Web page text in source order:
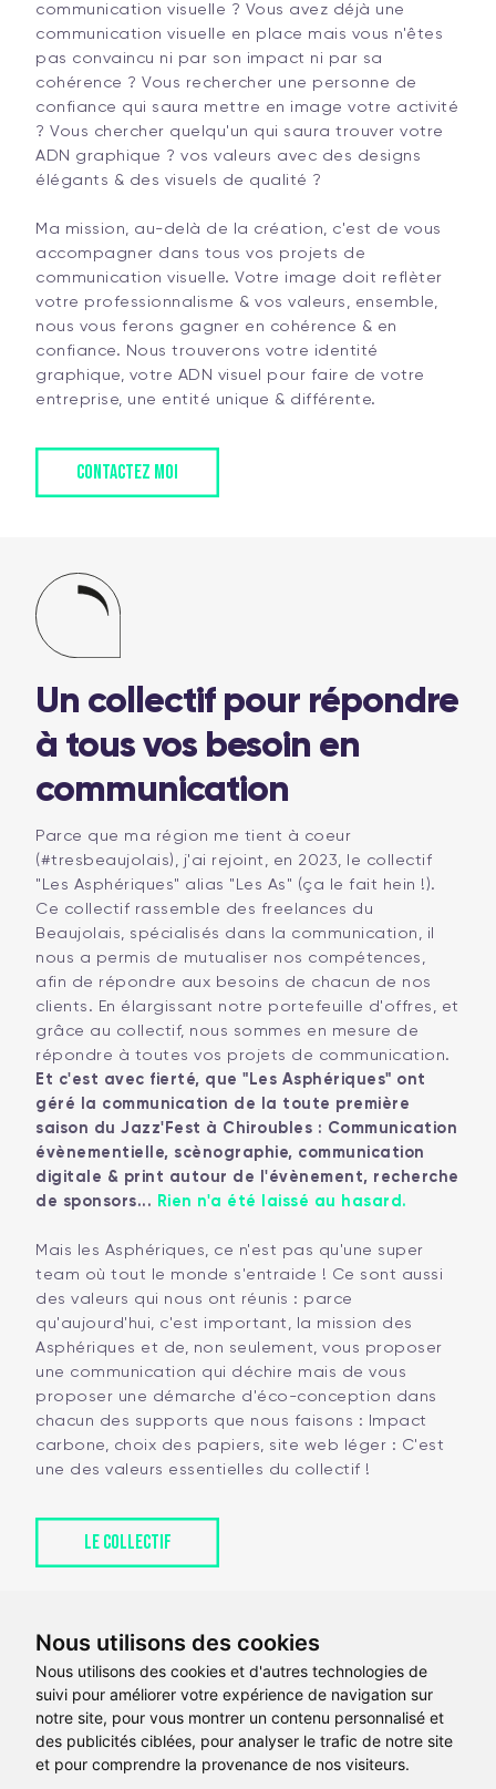
Nous utilisons des cookies
Nous utilisons des cookies et d'autres technologies de
suivi pour améliorer votre expérience de navigation sur
notre site, pour vous montrer un contenu personnalisé et
des publicités ciblées, pour analyser le trafic de notre site
et pour comprendre la provenance de nos visiteurs.
communication visuelle ? Vous avez déjà une
communication visuelle en place mais vous n'êtes
pas convaincu ni par son impact ni par sa
cohérence ? Vous rechercher une personne de
confiance qui saura mettre en image votre activité
? Vous chercher quelqu'un qui saura trouver votre
ADN graphique ? vos valeurs avec des designs
élégants & des visuels de qualité ?
Ma mission, au-delà de la création, c'est de vous
accompagner dans tous vos projets de
communication visuelle. Votre image doit reflèter
votre professionnalisme & vos valeurs, ensemble,
nous vous ferons gagner en cohérence & en
confiance. Nous trouverons votre identité
graphique, votre ADN visuel pour faire de votre
entreprise, une entité unique & différente.
CONTACTEZ MOI
Un collectif pour répondre
à tous vos besoin en
communication
Parce que ma région me tient à coeur
(#tresbeaujolais), j'ai rejoint, en 2023, le collectif
"Les Asphériques" alias "Les As" (ça le fait hein !).
Ce collectif rassemble des freelances du
Beaujolais, spécialisés dans la communication, il
nous a permis de mutualiser nos compétences,
afin de répondre aux besoins de chacun de nos
clients. En élargissant notre portefeuille d'offres, et
grâce au collectif, nous sommes en mesure de
répondre à toutes vos projets de communication.
Et c'est avec fierté, que "Les Asphériques" ont
géré la communication de la toute première
saison du Jazz'Fest à Chiroubles : Communication
évènementielle, scènographie, communication
digitale & print autour de l'évènement, recherche
de sponsors... Rien n'a été laissé au hasard.
Mais les Asphériques, ce n'est pas qu'une super
team où tout le monde s'entraide ! Ce sont aussi
des valeurs qui nous ont réunis : parce
qu'aujourd'hui, c'est important, la mission des
Asphériques et de, non seulement, vous proposer
une communication qui déchire mais de vous
proposer une démarche d'éco-conception dans
chacun des supports que nous faisons : Impact
carbone, choix des papiers, site web léger : C'est
une des valeurs essentielles du collectif !
LE COLLECTIF
contact@laure-morey.com